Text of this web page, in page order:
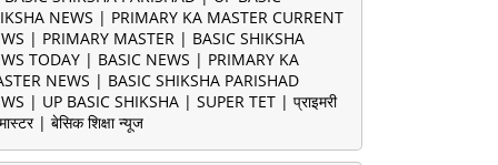
NEWS | PRIMARY KA MASTER CURRENT
| PRIMARY MASTER | BASIC SHIKSHA
TODAY | BASIC NEWS | PRIMARY KA
NEWS | BASIC SHIKSHA PARISHAD
| UP BASIC SHIKSHA | SUPER TET | प्राइमरी
| बेसिक शिक्षा न्यूज